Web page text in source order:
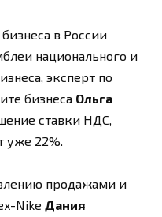
в России
национального и
эксперт по
бизнеса Ольга
ставки НДС,
уже 22%.
продажами и
Nike Дания